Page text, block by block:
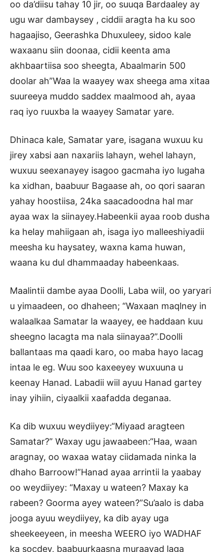
oo da’diisu tahay 10 jir, oo suuqa Bardaaley ay
ugu war dambaysey , ciddii aragta ha ku soo
hagaajiso, Geerashka Dhuxuleey, sidoo kale
waxaanu siin doonaa, cidii keenta ama
akhbaartiisa soo sheegta, Abaalmarin 500
doolar ah”Waa la waayey wax sheega ama xitaa
suureeya muddo saddex maalmood ah, ayaa
raq iyo ruuxba la waayey Samatar yare.
Dhinaca kale, Samatar yare, isagana wuxuu ku
jirey xabsi aan naxariis lahayn, wehel lahayn,
wuxuu seexanayey isagoo gacmaha iyo lugaha
ka xidhan, baabuur Bagaase ah, oo qori saaran
yahay hoostiisa, 24ka saacadoodna hal mar
ayaa wax la siinayey.Habeenkii ayaa roob dusha
ka helay mahiigaan ah, isaga iyo malleeshiyadii
meesha ku haysatey, waxna kama huwan,
waana ku dul dhammaaday habeenkaas.
Maalintii dambe ayaa Doolli, Laba wiil, oo yaryari
u yimaadeen, oo dhaheen; “Waxaan maqlney in
walaalkaa Samatar la waayey, ee haddaan kuu
sheegno lacagta ma nala siinayaa?”.Doolli
ballantaas ma qaadi karo, oo maba hayo lacag
intaa le eg. Wuu soo kaxeeyey wuxuuna u
keenay Hanad. Labadii wiil ayuu Hanad gartey
inay yihiin, ciyaalkii xaafadda deganaa.
Ka dib wuxuu weydiiyey:“Miyaad aragteen
Samatar?” Waxay ugu jawaabeen:“Haa, waan
aragnay, oo waxaa watay ciidamada ninka la
dhaho Barroow!”Hanad ayaa arrintii la yaabay
oo weydiiyey: “Maxay u wateen? Maxay ka
rabeen? Goorma ayey wateen?”Su’aalo is daba
jooga ayuu weydiiyey, ka dib ayay uga
sheekeeyeen, in meesha WEERO iyo WADHAF
ka socdey, baabuurkaasna muraayad laga